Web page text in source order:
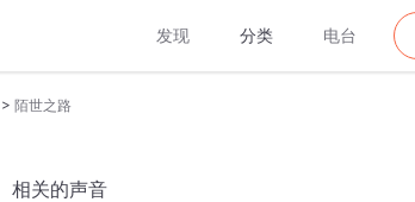
发现 分类 电台
> 陌世之路
相关的声音